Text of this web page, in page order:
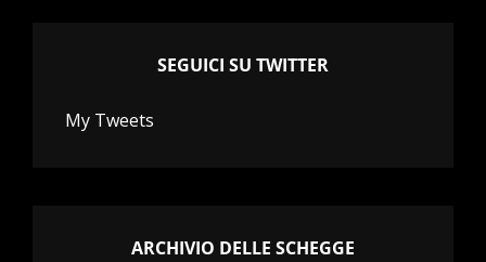
SEGUICI SU TWITTER
My Tweets
ARCHIVIO DELLE SCHEGGE